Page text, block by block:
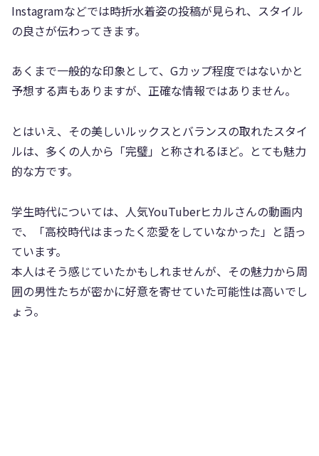
Instagramなどでは時折水着姿の投稿が見られ、スタイル
の良さが伝わってきます。
あくまで一般的な印象として、Gカップ程度ではないかと
予想する声もありますが、正確な情報ではありません。
とはいえ、その美しいルックスとバランスの取れたスタイ
ルは、多くの人から「完璧」と称されるほど。とても魅力
的な方です。
学生時代については、人気YouTuberヒカルさんの動画内
で、「高校時代はまったく恋愛をしていなかった」と語っ
ています。
本人はそう感じていたかもしれませんが、その魅力から周
囲の男性たちが密かに好意を寄せていた可能性は高いでし
ょう。